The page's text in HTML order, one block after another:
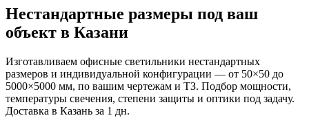
Нестандартные размеры под ваш
объект в Казани
Изготавливаем офисные светильники нестандартных
размеров и индивидуальной конфигурации — от 50×50 до
5000×5000 мм, по вашим чертежам и ТЗ. Подбор мощности,
температуры свечения, степени защиты и оптики под задачу.
Доставка в Казань за 1 дн.